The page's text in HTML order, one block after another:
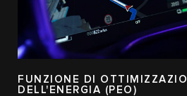
FUNZIONE DI
DELL'ENERGIA (PEO)